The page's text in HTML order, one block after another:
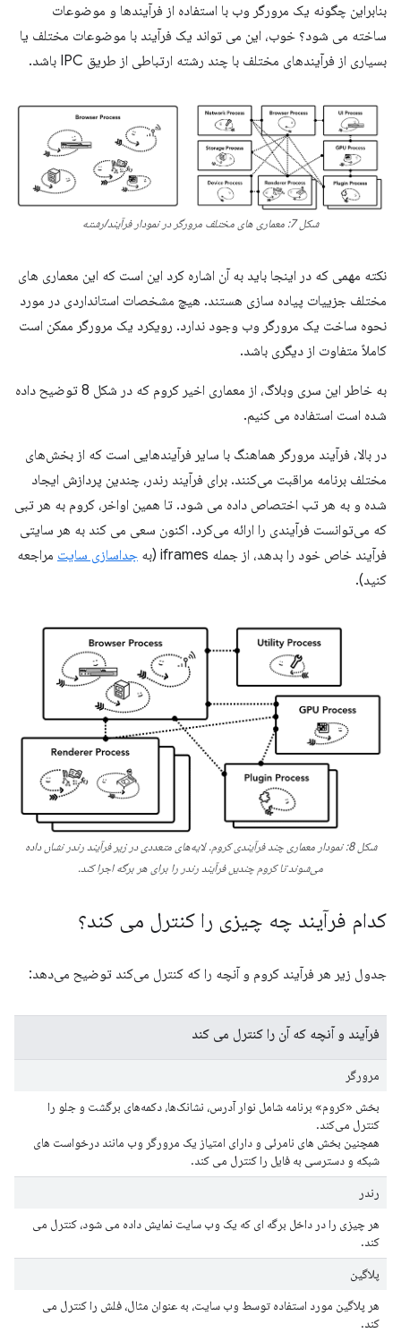
بنابراین چگونه یک مرورگر وب با استفاده از فرآیندها و موضوعات
ساخته می شود؟ خوب، این می تواند یک فرآیند با موضوعات مختلف یا
بسیاری از فرآیندهای مختلف با چند رشته ارتباطی از طریق IPC باشد.
شکل 7: معماری های مختلف مرورگر در نمودار فرآیند/رشته
نکته مهمی که در اینجا باید به آن اشاره کرد این است که این معماری های
مختلف جزییات پیاده سازی هستند. هیچ مشخصات استانداردی در مورد
نحوه ساخت یک مرورگر وب وجود ندارد. رویکرد یک مرورگر ممکن است
کاملاً متفاوت از دیگری باشد.
به خاطر این سری وبلاگ، از معماری اخیر کروم که در شکل 8 توضیح داده
شده است استفاده می کنیم.
در بالا، فرآیند مرورگر هماهنگ با سایر فرآیندهایی است که از بخش‌های
مختلف برنامه مراقبت می‌کنند. برای فرآیند رندر، چندین پردازش ایجاد
شده و به هر تب اختصاص داده می شود. تا همین اواخر، کروم به هر تبی
که می‌توانست فرآیندی را ارائه می‌کرد. اکنون سعی می کند به هر سایتی
فرآیند خاص خود را بدهد، از جمله iframes (به
جداسازی سایت مراجعه
کنید).
شکل 8: نمودار معماری چند فرآیندی کروم. لایه‌های متعددی در زیر فرآیند رندر نشان داده
می‌شوند تا کروم چندین فرآیند رندر را برای هر برگه اجرا کند.
کدام فرآیند چه چیزی را کنترل می کند؟
جدول زیر هر فرآیند کروم و آنچه را که کنترل می‌کند توضیح می‌دهد:
فرآیند و آنچه که آن را کنترل می کند
مرورگر
بخش «کروم» برنامه شامل نوار آدرس، نشانک‌ها، دکمه‌های برگشت و جلو را
کنترل می‌کند.
همچنین بخش های نامرئی و دارای امتیاز یک مرورگر وب مانند درخواست های
شبکه و دسترسی به فایل را کنترل می کند.
رندر
هر چیزی را در داخل برگه ای که یک وب سایت نمایش داده می شود، کنترل می
کند.
پلاگین
هر پلاگین مورد استفاده توسط وب سایت، به عنوان مثال، فلش را کنترل می
کند.